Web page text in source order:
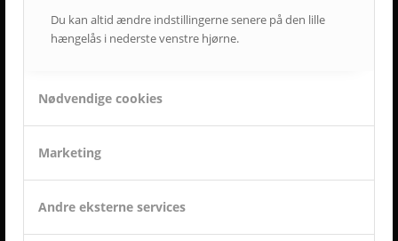
Du kan altid ændre indstillingerne senere på den lille
hængelås i nederste venstre hjørne.
Nødvendige cookies
Marketing
Andre eksterne services